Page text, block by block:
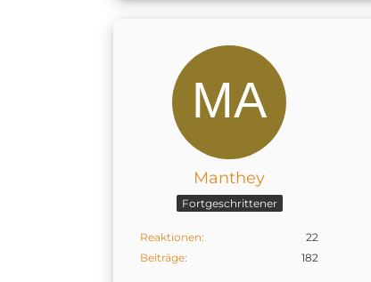
Manthey
Fortgeschrittener
Reaktionen
22
Beiträge
182